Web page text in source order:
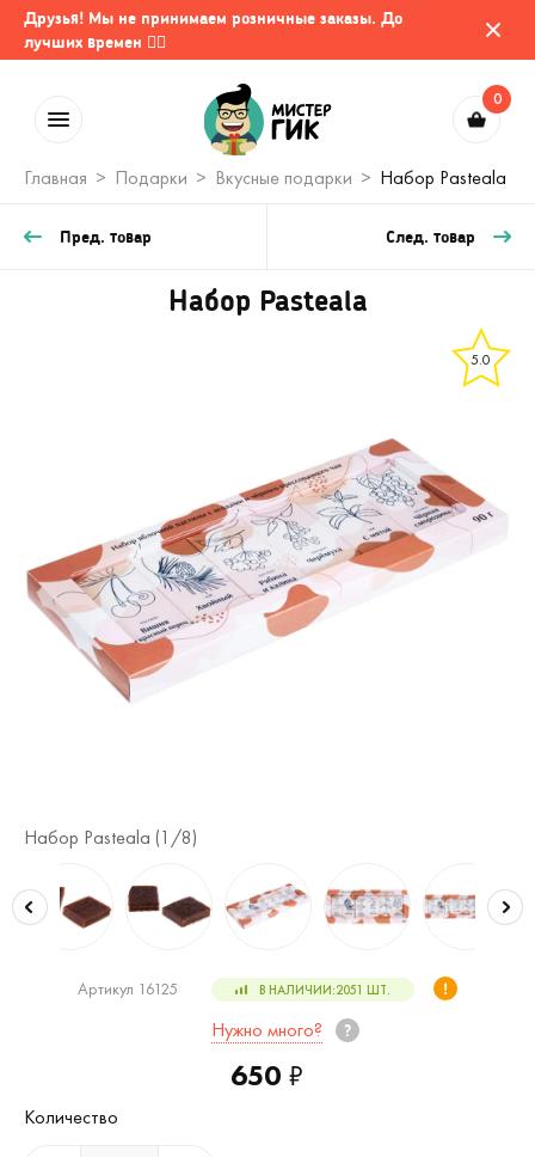
Друзья! Мы не принимаем розничные заказы. До
лучших времен 🤷‍♂️
0
Главная Подарки Вкусные подарки Набор Pasteala
Пред. товар След. товар
Набор Pasteala
5.0
Набор Pasteala (1 /8)
Артикул 16125 В НАЛИЧИИ:2051 ШТ.
Нужно много?
650 ₽
Количество